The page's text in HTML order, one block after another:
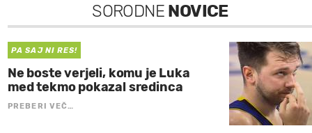
SORODNE NOVICE
PA SAJ NI RES!
Ne boste verjeli, komu je Luka
med tekmo pokazal sredinca
PREBERI VEČ…